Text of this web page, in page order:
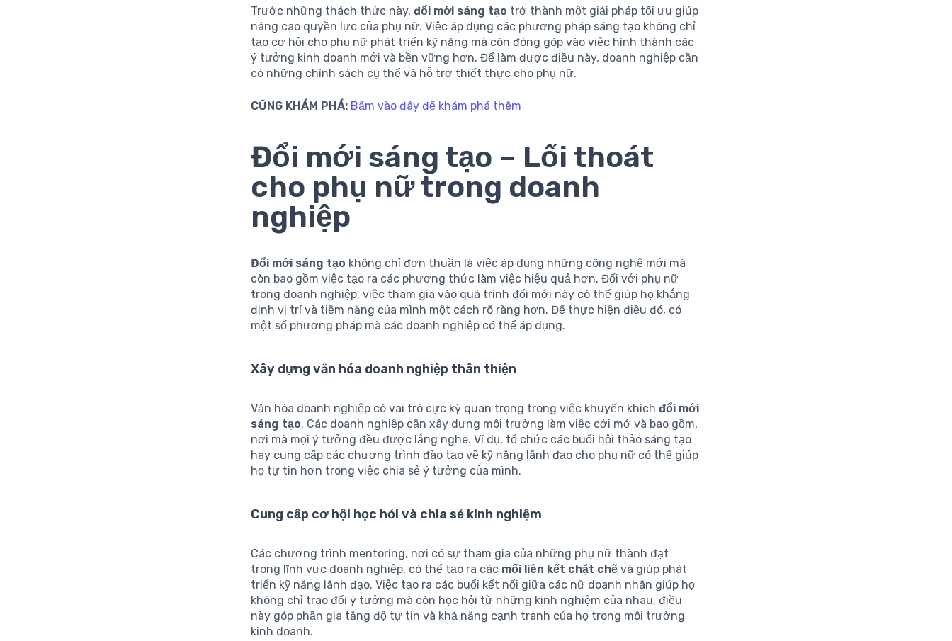
Trước những thách thức này,đổi mới sáng tạo trở thành một giải pháp tối ưu giúp
nâng cao quyền lực của phụ nữ. Việc áp dụng các phương pháp sáng tạo không chỉ
tạo cơ hội cho phụ nữ phát triển kỹ năng mà còn đóng góp vào việc hình thành các
ý tưởng kinh doanh mới và bền vững hơn. Để làm được điều này, doanh nghiệp cần
có những chính sách cụ thể và hỗ trợ thiết thực cho phụ nữ.
CŨNG KHÁM PHÁ: Bấm vào đây để khám phá thêm
Đổi mới sáng tạo – Lối thoát
cho phụ nữ trong doanh
nghiệp
Đổi mới sáng tạo không chỉ đơn thuần là việc áp dụng những công nghệ mới mà
còn bao gồm việc tạo ra các phương thức làm việc hiệu quả hơn. Đối với phụ nữ
trong doanh nghiệp, việc tham gia vào quá trình đổi mới này có thể giúp họ khẳng
định vị trí và tiềm năng của mình một cách rõ ràng hơn. Để thực hiện điều đó, có
một số phương pháp mà các doanh nghiệp có thể áp dụng.
Xây dựng văn hóa doanh nghiệp thân thiện
Văn hóa doanh nghiệp có vai trò cực kỳ quan trọng trong việc khuyến khíchđổi mới
sáng tạo. Các doanh nghiệp cần xây dựng môi trường làm việc cởi mở và bao gồm,
nơi mà mọi ý tưởng đều được lắng nghe. Ví dụ, tổ chức các buổi hội thảo sáng tạo
hay cung cấp các chương trình đào tạo về kỹ năng lãnh đạo cho phụ nữ có thể giúp
họ tự tin hơn trong việc chia sẻ ý tưởng của mình.
Cung cấp cơ hội học hỏi và chia sẻ kinh nghiệm
Các chương trình mentoring, nơi có sự tham gia của những phụ nữ thành đạt
trong lĩnh vực doanh nghiệp, có thể tạo ra các mối liên kết chặt chẽ và giúp phát
triển kỹ năng lãnh đạo. Việc tạo ra các buổi kết nối giữa các nữ doanh nhân giúp họ
không chỉ trao đổi ý tưởng mà còn học hỏi từ những kinh nghiệm của nhau, điều
này góp phần gia tăng độ tự tin và khả năng cạnh tranh của họ trong môi trường
kinh doanh.